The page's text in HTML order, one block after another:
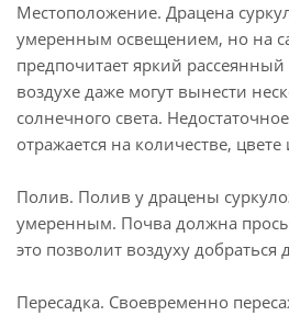
Местоположение. Драцена
умеренным освещением, но на
предпочитает яркий
воздухе даже могут вынести
солнечного света.
отражается на количестве,
Полив. Полив у драцены
умеренным. Почва должна
это позволит воздуху добраться
Пересадка. Своевременно